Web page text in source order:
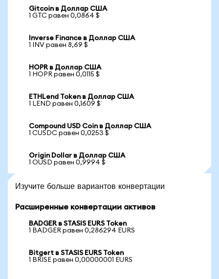
Gitcoin в Доллар США
1 GTC равен 0,0864 $
Inverse Finance в Доллар США
1 INV равен 8,69 $
HOPR в Доллар США
1 HOPR равен 0,0115 $
ETHLend Token в Доллар США
1 LEND равен 0,1609 $
Compound USD Coin в Доллар США
1 CUSDC равен 0,0253 $
Origin Dollar в Доллар США
1 OUSD равен 0,9994 $
Изучите больше вариантов конвертации
Расширенные конвертации активов
BADGER в STASIS EURS Token
1 BADGER равен 0,286294 EURS
Bitgert в STASIS EURS Token
1 BRISE равен 0,00000001 EURS